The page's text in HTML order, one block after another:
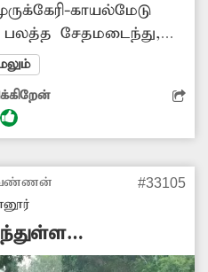
காயல்மேடு
சேதமடைந்து,
நிலையில்
வழியாக செல்லும்
நகர்ந்து
இதனால் கால
எனவே
எடுக்க வேண்டும்.
#33105